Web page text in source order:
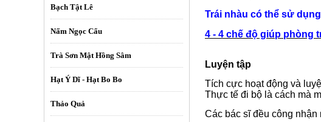
Bạch Tật Lê
Nấm Ngọc Cẩu
Trà Sơn Mật Hồng Sâm
Hạt Ý Dĩ - Hạt Bo Bo
Thảo Quả
Trái nhàu có thể sử
4 - 4 chế độ giúp phòng
Luyện tập
Tích cực hoạt động và
Thực tế đi bộ là cách mà
Các bác sĩ đều công